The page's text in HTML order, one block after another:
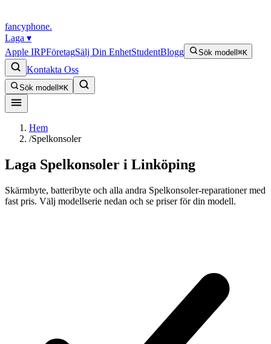
fancyphone.
Laga ▾
Apple IRPFöretagSälj Din EnhetStudentBlogg Sök modell ⌘K
Kontakta Oss
Sök modell ⌘K
Hem
/Spelkonsoler
Laga Spelkonsoler i Linköping
Skärmbyte, batteribyte och alla andra Spelkonsoler-reparationer med
fast pris. Välj modellserie nedan och se priser för din modell.